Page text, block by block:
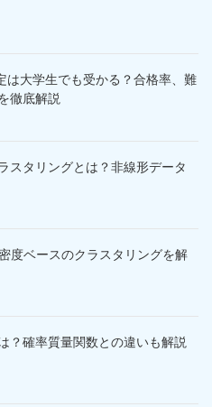
は大学生でも受かる？合格率、難
徹底解説
スタリングとは？非線形データ
度ベースのクラスタリングを解
？確率質量関数との違いも解説